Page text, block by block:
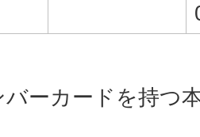
ーカードを持つ